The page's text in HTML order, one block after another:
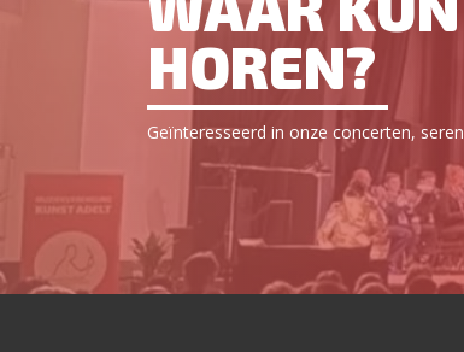
HOREN?
Geïnteresseerd in onze concerten,